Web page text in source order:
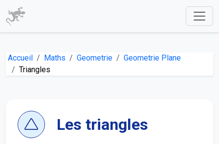
Accueil Maths Geometrie
Geometrie Plane
Triangles
Les triangles